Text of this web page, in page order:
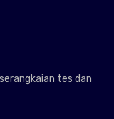
tes dan